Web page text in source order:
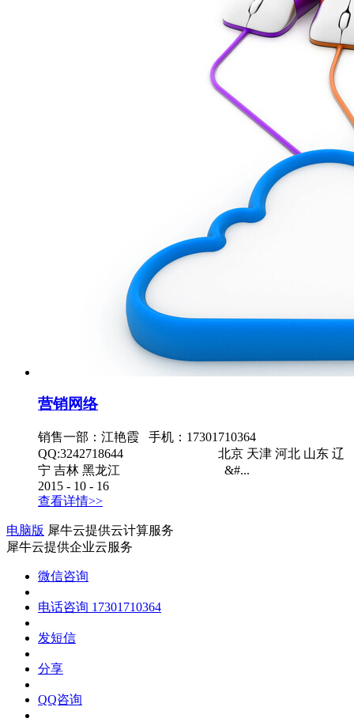
营销网络
销售一部：江艳霞 手机：17301710364
QQ:3242718644 北京 天津 河北 山东 辽
宁 吉林 黑龙江 &#...
2015 - 10 - 16
查看详情>>
电脑版 犀牛云提供云计算服务
犀牛云提供企业云服务
微信咨询
电话咨询 17301710364
发短信
分享
QQ咨询